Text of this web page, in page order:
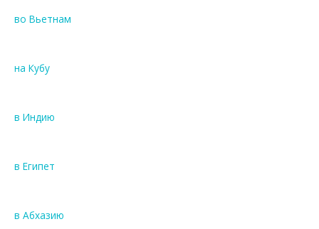
во Вьетнам
на Кубу
в Индию
в Египет
в Абхазию